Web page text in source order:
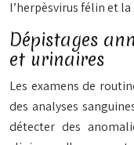
l’herpèsvirus félin et
Dépistages
et urinaires
Les examens de
des analyses
détecter des